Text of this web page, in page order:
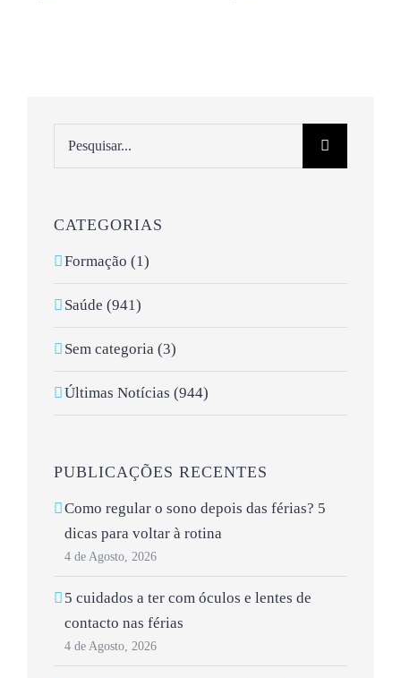
CATEGORIAS
Formação (1)
Saúde (941)
Sem categoria (3)
Últimas Notícias (944)
PUBLICAÇÕES RECENTES
Como regular o sono depois das férias? 5
dicas para voltar à rotina
4 de Agosto, 2026
5 cuidados a ter com óculos e lentes de
contacto nas férias
4 de Agosto, 2026